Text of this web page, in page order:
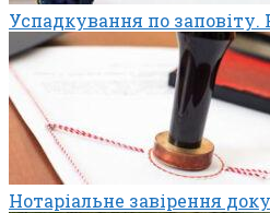
Успадкування по
Нотаріальне завірення